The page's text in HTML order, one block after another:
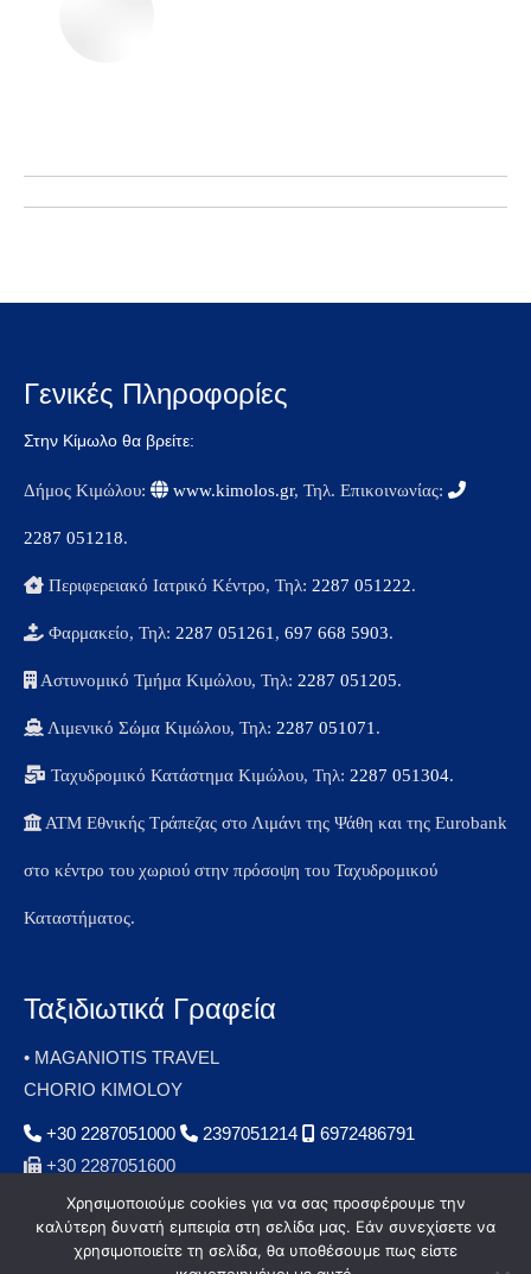
Post
Γενικές Πληροφορίες
Στην Κίμωλο θα βρείτε:
Δήμος Κιμώλου: www.kimolos.gr, Τηλ. Επικοινωνίας:
2287 051218.
Περιφερειακό Ιατρικό Κέντρο, Τηλ: 2287 051222.
Φαρμακείο, Τηλ: 2287 051261 , 697 668 5903.
Αστυνομικό Τμήμα Κιμώλου, Τηλ: 2287 051205.
Λιμενικό Σώμα Κιμώλου, Τηλ: 2287 051071 .
Ταχυδρομικό Κατάστημα Κιμώλου, Τηλ: 2287 051304.
ΑΤΜ Εθνικής Τράπεζας στο Λιμάνι της Ψάθη και της Eurobank
στο κέντρο του χωριού στην πρόσοψη του Ταχυδρομικού
Καταστήματος.
Ταξιδιωτικά Γραφεία
• MAGANIOTIS TRAVEL
CHORIO KIMOLOY
+30 2287051000 2397051214
6972486791
+30 2287051600
smagan@otenet.gr
Χρησιμοποιούμε cookies για να σας προσφέρουμε την
καλύτερη δυνατή εμπειρία στη σελίδα μας. Εάν συνεχίσετε να
χρησιμοποιείτε τη σελίδα, θα υποθέσουμε πως είστε